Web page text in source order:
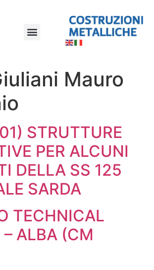
Mauro
STRUTTURE
PER ALCUNI
DELLA SS 125
SARDA
TECHNICAL
– ALBA (CM